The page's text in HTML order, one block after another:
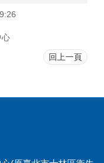
心
回上一頁